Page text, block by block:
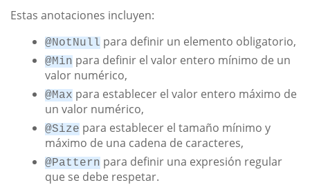
Estas anotaciones incluyen:
@NotNull para definir un elemento obligatorio,
@Min para definir el valor entero mínimo de un
valor numérico,
@Max para establecer el valor entero máximo de
un valor numérico,
@Size para establecer el tamaño mínimo y
máximo de una cadena de caracteres,
@Pattern para definir una expresión regular
que se debe respetar.